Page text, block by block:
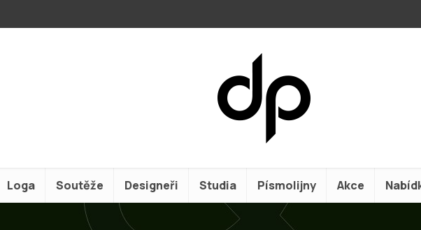
Loga Soutěže Designeři Studia Písmolijny Akce